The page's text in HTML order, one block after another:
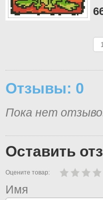
Отзывы: 0
Пока нет
Оставить
Оцените товар:
Имя